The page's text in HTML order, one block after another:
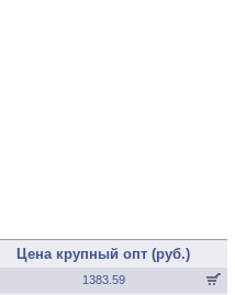
Цена крупный опт (руб.)
1383.59